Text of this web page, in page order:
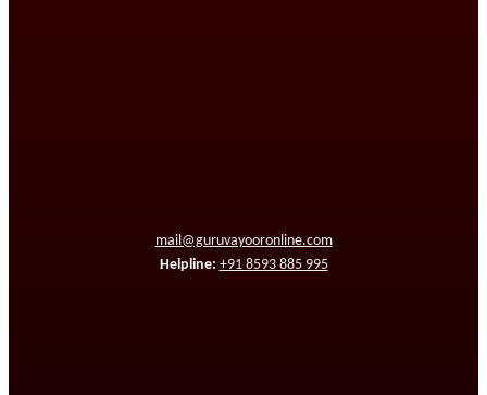
mail@guruvayooronline.com
Helpline: +91 8593 885 995